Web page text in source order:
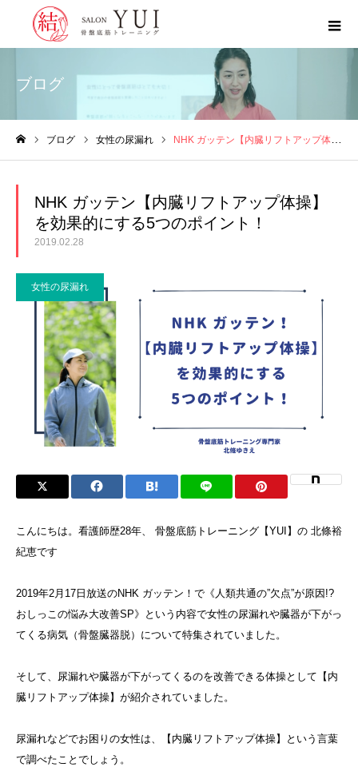
ブログ
ブログ 女性の尿漏れ NHK ガッテン【内臓リフトアップ体操】を効果的にする5つのポイント！
NHK ガッテン【内臓リフトアップ体操】
を効果的にする5つのポイント！
2019.02.28
女性の尿漏れ
こんにちは。看護師歴28年、 骨盤底筋トレーニング【YUI】の 北條裕
紀恵です
2019年2月17日放送のNHK ガッテン！で《人類共通の”欠点”が原因!?
おしっこの悩み大改善SP》という内容で女性の尿漏れや臓器が下がっ
てくる病気（骨盤臓器脱）について特集されていました。
そして、尿漏れや臓器が下がってくるのを改善できる体操として【内
臓リフトアップ体操】が紹介されていました。
尿漏れなどでお困りの女性は、【内臓リフトアップ体操】という言葉
で調べたことでしょう。